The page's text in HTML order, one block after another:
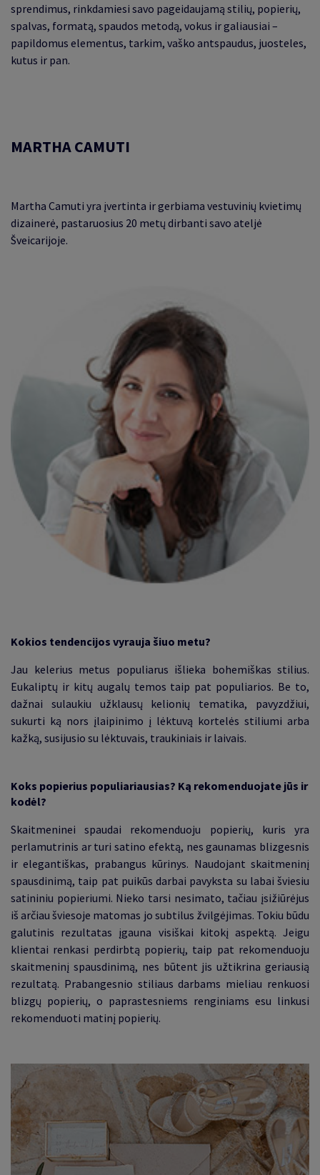
sprendimus, rinkdamiesi savo pageidaujamą stilių, popierių,
spalvas, formatą, spaudos metodą, vokus ir galiausiai –
papildomus elementus, tarkim, vaško antspaudus, juosteles,
kutus ir pan.
MARTHA CAMUTI
Martha Camuti yra įvertinta ir gerbiama vestuvinių kvietimų
dizainerė, pastaruosius 20 metų dirbanti savo ateljė
Šveicarijoje.
Kokios tendencijos vyrauja šiuo metu?
Jau kelerius metus populiarus išlieka bohemiškas stilius.
Eukaliptų ir kitų augalų temos taip pat populiarios. Be to,
dažnai sulaukiu užklausų kelionių tematika, pavyzdžiui,
sukurti ką nors įlaipinimo į lėktuvą kortelės stiliumi arba
kažką, susijusio su lėktuvais, traukiniais ir laivais.
Koks popierius populiariausias? Ką rekomenduojate jūs ir
kodėl?
Skaitmeninei spaudai rekomenduoju popierių, kuris yra
perlamutrinis ar turi satino efektą, nes gaunamas blizgesnis
ir elegantiškas, prabangus kūrinys. Naudojant skaitmeninį
spausdinimą, taip pat puikūs darbai pavyksta su labai šviesiu
satininiu popieriumi. Nieko tarsi nesimato, tačiau įsižiūrėjus
iš arčiau šviesoje matomas jo subtilus žvilgėjimas. Tokiu būdu
galutinis rezultatas įgauna visiškai kitokį aspektą. Jeigu
klientai renkasi perdirbtą popierių, taip pat rekomenduoju
skaitmeninį spausdinimą, nes būtent jis užtikrina geriausią
rezultatą. Prabangesnio stiliaus darbams mieliau renkuosi
blizgų popierių, o paprastesniems renginiams esu linkusi
rekomenduoti matinį popierių.